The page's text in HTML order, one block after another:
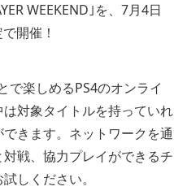
WEEKEND｣を、7月4日
開催！
で楽しめるPS4のオンライ
対象タイトルを持っていれ
きます。ネットワークを通
戦、協力プレイができるチ
しください。